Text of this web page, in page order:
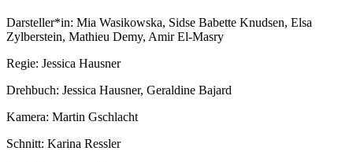
Darsteller*in: Mia Wasikowska, Sidse Babette Knudsen, Elsa
Zylberstein, Mathieu Demy, Amir El-Masry
Regie: Jessica Hausner
Drehbuch: Jessica Hausner, Geraldine Bajard
Kamera: Martin Gschlacht
Schnitt: Karina Ressler